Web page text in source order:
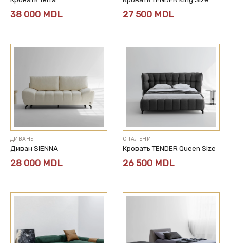
38 000 MDL 27 500 MDL
ДИВАНЫ
Диван SIENNA
28 000 MDL
СПАЛЬНИ
Кровать TENDER Queen Size
26 500 MDL